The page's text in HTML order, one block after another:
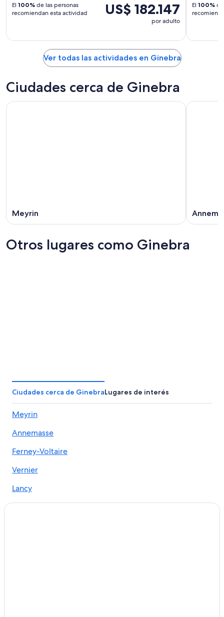
US$ 182.147
por adulto
El 100% de las personas
recomiendan esta actividad
El 100%
Ver todas las actividades en Ginebra
Ciudades cerca de Ginebra
Meyrin
Otros lugares como Ginebra
Ciudades cerca de GinebraLugares de interés
Meyrin
Annemasse
Ferney-Voltaire
Vernier
Lancy
Bernex